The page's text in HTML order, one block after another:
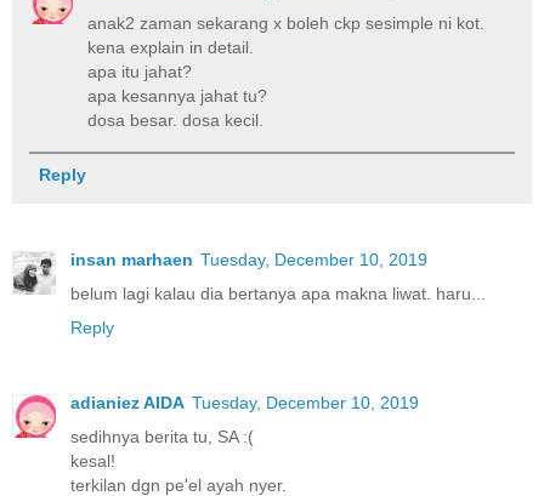
anak2 zaman sekarang x boleh ckp sesimple ni kot.
kena explain in detail.
apa itu jahat?
apa kesannya jahat tu?
dosa besar. dosa kecil.
Reply
insan marhaen Tuesday, December 10, 2019
belum lagi kalau dia bertanya apa makna liwat. haru...
Reply
adianiez AIDA Tuesday, December 10, 2019
sedihnya berita tu, SA :(
kesal!
terkilan dgn pe'el ayah nyer.